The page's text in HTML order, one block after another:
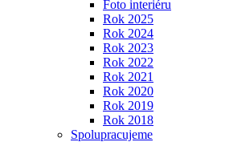
Foto interiéru
Rok 2025
Rok 2024
Rok 2023
Rok 2022
Rok 2021
Rok 2020
Rok 2019
Rok 2018
Spolupracujeme